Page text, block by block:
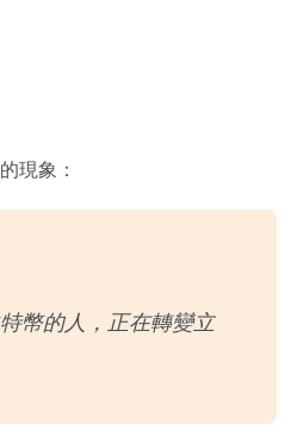
現象：
幣的人，正在轉變立